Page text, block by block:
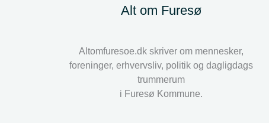
Alt om Furesø
Altomfuresoe.dk skriver om mennesker,
foreninger, erhvervsliv, politik og dagligdags
trummerum
i Furesø Kommune.